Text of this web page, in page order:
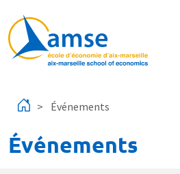
Événements
Événements